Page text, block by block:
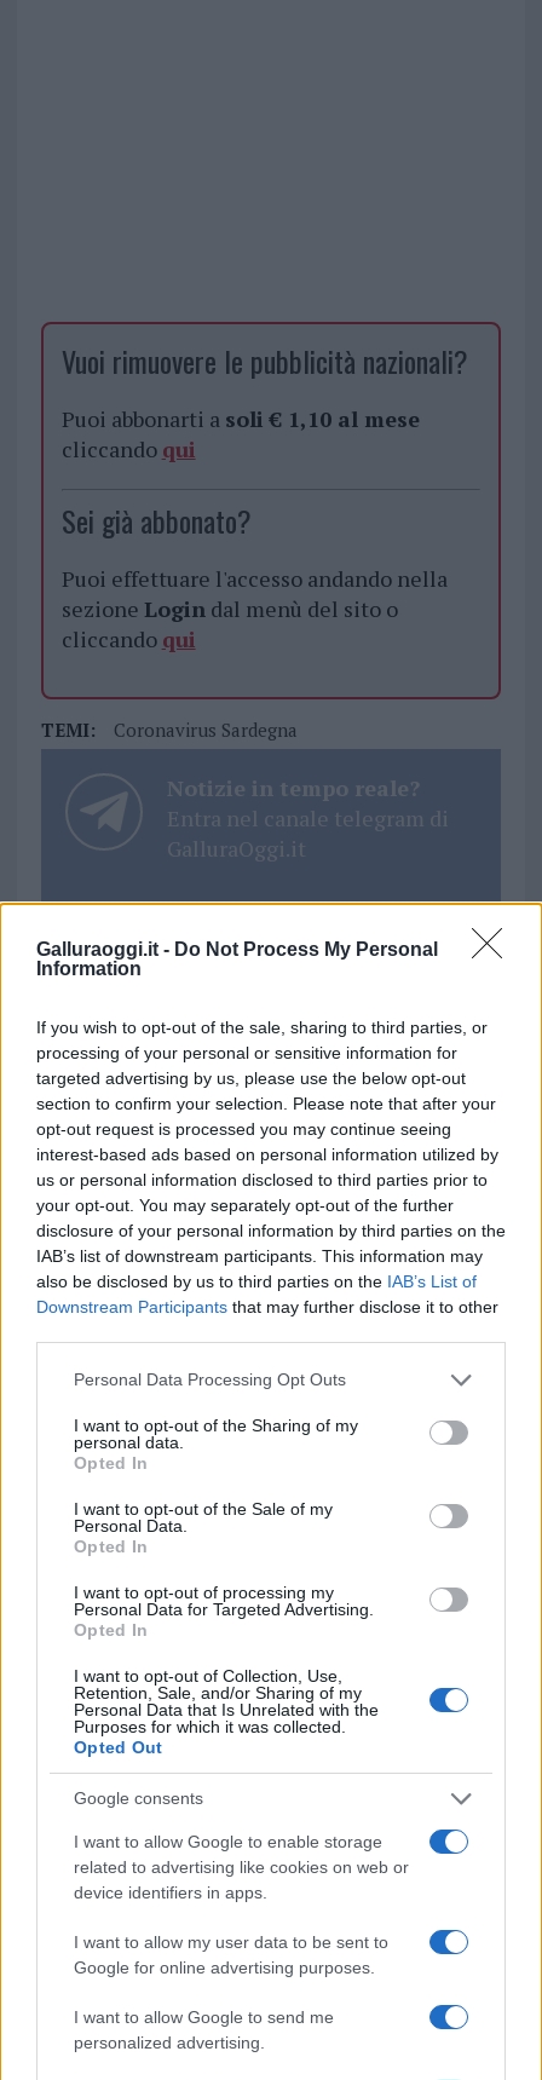
Galluraoggi.it - Do Not Process My Personal
Information
If you wish to opt-out of the sale, sharing to third parties, or
processing of your personal or sensitive information for
targeted advertising by us, please use the below opt-out
section to confirm your selection. Please note that after your
opt-out request is processed you may continue seeing
interest-based ads based on personal information utilized by
us or personal information disclosed to third parties prior to
your opt-out. You may separately opt-out of the further
disclosure of your personal information by third parties on the
IAB’s list of downstream participants. This information may
also be disclosed by us to third parties on the IAB’s List of
Downstream Participants that may further disclose it to other
Please note that this website/app uses one or more Google
not limited to your visit or usage behaviour. You may click to
grant or deny consent to Google and its third-party tags to
use your data for below specified purposes in below Google
consent section.
Personal Data Processing Opt Outs
I want to opt-out of the Sharing of my
personal data.
Opted In
I want to opt-out of the Sale of my
Personal Data.
Opted In
I want to opt-out of processing my
Personal Data for Targeted Advertising.
Opted In
I want to opt-out of Collection, Use,
Retention, Sale, and/or Sharing of my
Personal Data that Is Unrelated with the
Purposes for which it was collected.
Opted Out
Google consents
I want to allow Google to enable storage
related to advertising like cookies on web or
device identifiers in apps.
I want to allow my user data to be sent to
Google for online advertising purposes.
I want to allow Google to send me
personalized advertising.
Vuoi rimuovere le pubblicità nazionali?
Puoi abbonarti a soli € 1,10 al mese
cliccando qui
Sei già abbonato?
Puoi effettuare l'accesso andando nella
sezione Logindal menù del sito o
cliccando qui
TEMI: Coronavirus Sardegna
Notizie in tempo reale?
Entra nel canale telegram di
GalluraOggi.it
Inviaci le tue segnalazioni,
Su WhatsApp al numero +39
345 356 7512
Ricevi le nostre ultime news
daGoogle News
F
a
ce
b
o
o
k
T
w
te
r
Pi
n
te
re
W
at
s
p
S
h
re
Prossimo articolo
NOTIZIE RECENTI
Incidente a Baia Sardinia, scontro tra auto e
moto: un ferito
Olbia, le previsioni meteo per lunedì 10 agosto
2026
Le ultime offerte di lavoro a Olbia e in Gallura
Cumuli di rifiuti a Santa Teresa Gallura, la
segnalazione dei residenti